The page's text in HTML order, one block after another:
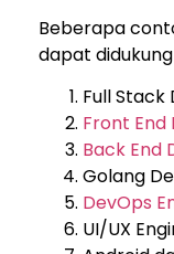
Beberapa
dapat
Full
Front
Back End
Golang
DevOps
UI/UX